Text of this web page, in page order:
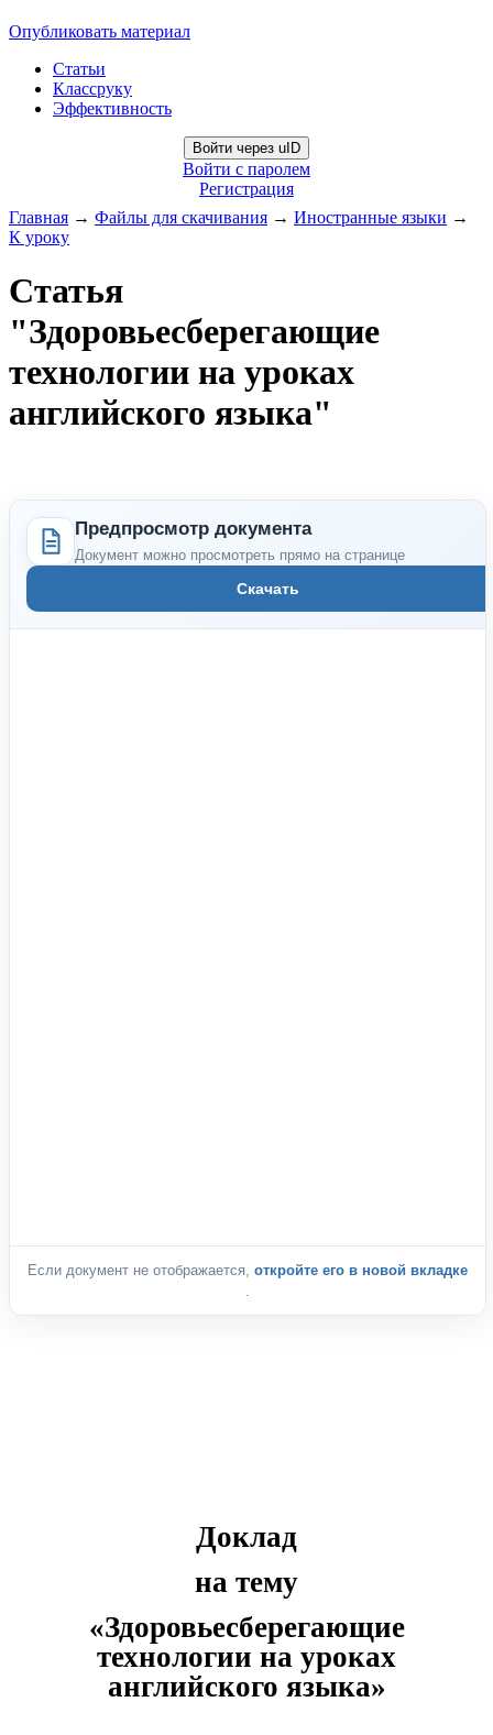
Опубликовать материал
Статьи
Классруку
Эффективность
Войти через uID
Войти с паролем
Регистрация
Главная → Файлы для скачивания → Иностранные языки →
К уроку
Статья
"Здоровьесберегающие
технологии на уроках
английского языка"
Предпросмотр документа
Документ можно просмотреть прямо на странице
Скачать
Если документ не отображается, откройте его в новой вкладке
Доклад
на тему
«Здоровьесберегающие
технологии на уроках
английского языка»